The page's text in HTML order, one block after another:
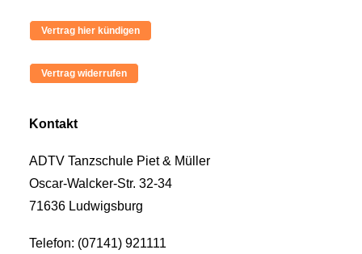
Kontakt
ADTV Tanzschule Piet & Müller
Oscar-Walcker-Str. 32-34
71636 Ludwigsburg
Telefon: (07141) 921111